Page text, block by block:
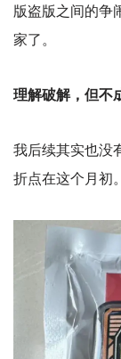
版盗版之间的争
家了。
理解破解，但不
我后续其实也没
折点在这个月初。